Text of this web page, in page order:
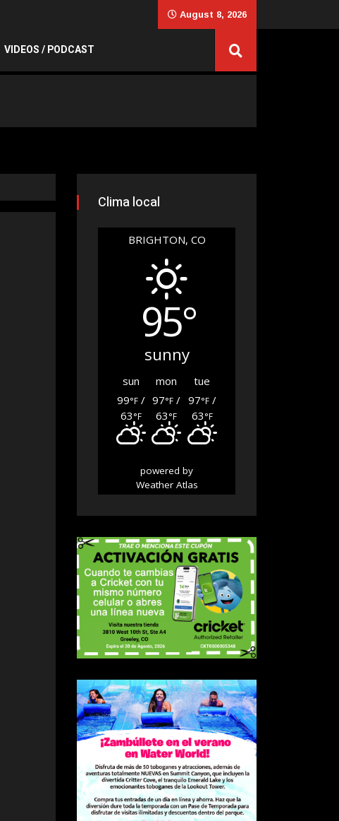
August 8, 2026
VIDEOS / PODCAST
Clima local
BRIGHTON, CO
95°
sunny
sun mon
tue
99°F /
63°F
97°F /
63°F
97°F/
63°F
powered by
Weather Atlas